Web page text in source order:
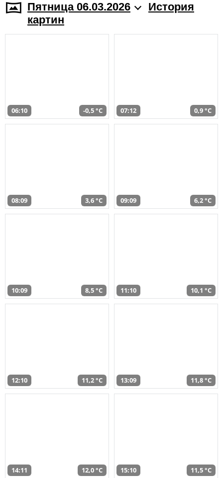
Пятница 06.03.2026
История
картин
06:10 -0,5 °C 07:12 0,9 °C
08:09 3,6 °C 09:09 6,2 °C
10:09 8,5 °C 11:10 10,1 °C
12:10 11,2 °C 13:09 11,8 °C
14:11 12,0 °C 15:10 11,5 °C